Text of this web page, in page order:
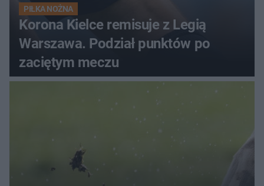
PIŁKA NOŻNA
Korona Kielce remisuje z Legią
Warszawa. Podział punktów po
zaciętym meczu